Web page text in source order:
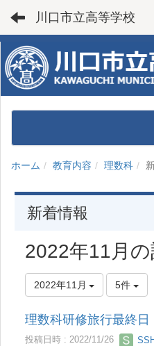
川口市立高等学校
ホーム 教育内容 理数科
新着情報
2022年11月
2022年11月 5件
理数科研修旅行最終日
投稿日時 : 2022/11/26